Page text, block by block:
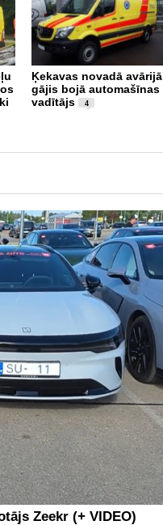
Ķekavas novadā avārijā
gājis bojā automašīnas
vadītājs
4
Zeekr (+ VIDEO)